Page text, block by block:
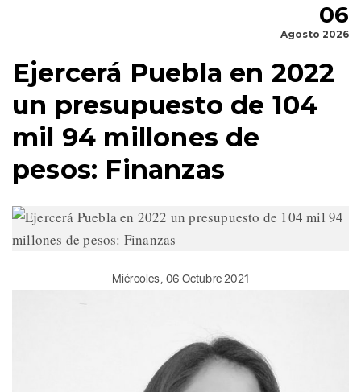
06
Agosto 2026
Ejercerá Puebla en 2022
un presupuesto de 104
mil 94 millones de
pesos: Finanzas
Miércoles, 06 Octubre 2021